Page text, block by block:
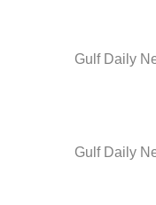
Gulf Daily
Gulf Daily